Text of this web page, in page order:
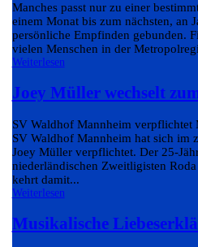
Manches passt nur zu einer
einem Monat bis zum nächsten, an
persönliche Empfinden gebunden.
vielen Menschen in der
Weiterlesen
Joey Müller wechselt
SV Waldhof Mannheim verpflichtet
SV Waldhof Mannheim hat sich im
Joey Müller verpflichtet. Der 25-
niederländischen Zweitligisten
kehrt damit...
Weiterlesen
Musikalische